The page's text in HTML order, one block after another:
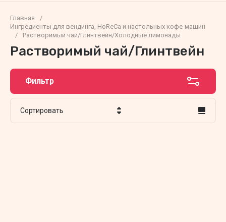
Главная
/
Ингредиенты для вендинга, HoReCa и настольных кофе-машин
/
Растворимый чай/Глинтвейн/Холодные лимонады
Растворимый чай/Глинтвейн
Фильтр
Сортировать